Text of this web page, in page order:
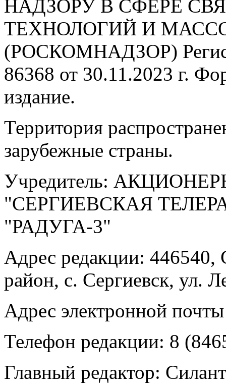
НАДЗОРУ В СФЕРЕ
ТЕХНОЛОГИЙ И
(РОСКОМНАДЗОР)
86368 от 30.11.2023 г.
издание.
Территория
зарубежные страны.
Учредитель:
"СЕРГИЕВСКАЯ
"РАДУГА-3"
Адрес редакции: 446540,
район, с. Сергиевск, ул.
Адрес электронной
Телефон редакции: 8
Главный редактор: